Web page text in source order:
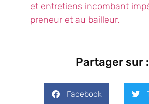
et entretiens incombant
preneur et au bailleur.
Partager sur :
Facebook